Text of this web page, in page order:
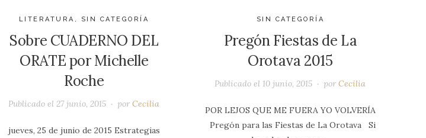
LITERATURA , SIN CATEGORÍA
Sobre CUADERNO DEL
ORATE por Michelle
Roche
Publicado el27 junio, 2015 porCecilia
jueves, 25 de junio de 2015 Estrategias
SIN CATEGORÍA
Pregón Fiestas de La
Orotava 2015
Publicado el 10 junio, 2015 porCecilia
POR LEJOS QUE ME FUERA YO VOLVERÍA
Pregón para las Fiestas de La Orotava Si